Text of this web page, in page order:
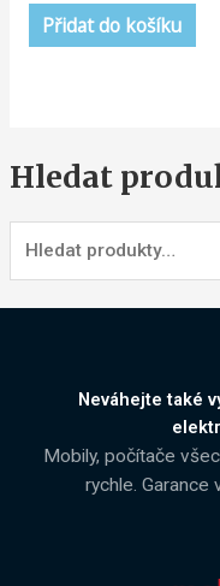
Hledat
z
Přidat do košíku
Neváhejte také
Mobily, počítače
rychle. Garance